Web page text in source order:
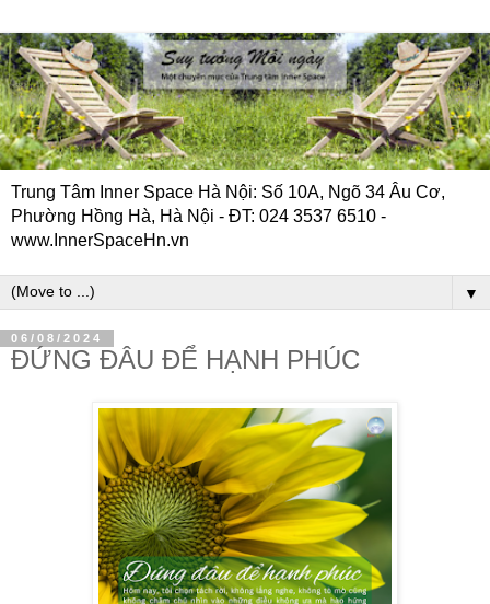
Trung Tâm Inner Space Hà Nội: Số 10A, Ngõ 34 Âu Cơ,
Phường Hồng Hà, Hà Nội - ĐT: 024 3537 6510 -
www.InnerSpaceHn.vn
▼
06/08/2024
ĐỨNG ĐÂU ĐỂ HẠNH PHÚC